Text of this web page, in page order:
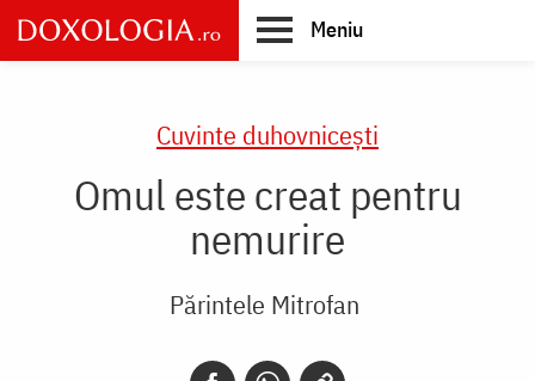
Skip
to
main
Meniu
Cuvinte duhovnicești
Omul este creat pentru
nemurire
Părintele Mitrofan